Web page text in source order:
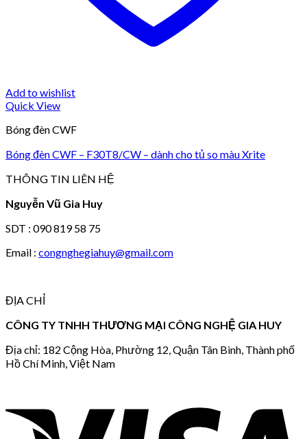
Add to wishlist
Quick View
Bóng đèn CWF
Bóng đèn CWF – F30T8/CW – dành cho tủ so màu Xrite
THÔNG TIN LIÊN HỆ
Nguyễn Vũ Gia Huy
SDT : 090 819 58 75
Email : congnghegiahuy@gmail.com
ĐỊA CHỈ
CÔNG TY TNHH THƯƠNG MẠI CÔNG NGHỆ GIA HUY
Địa chỉ: 182 Cộng Hòa, Phường 12, Quận Tân Bình, Thành phố
Hồ Chí Minh, Việt Nam